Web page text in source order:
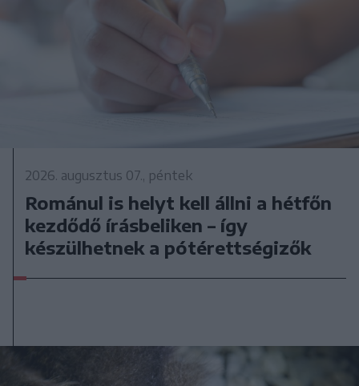
2026. augusztus 07., péntek
Románul is helyt kell állni a hétfőn
kezdődő írásbeliken – így
készülhetnek a pótérettségizők